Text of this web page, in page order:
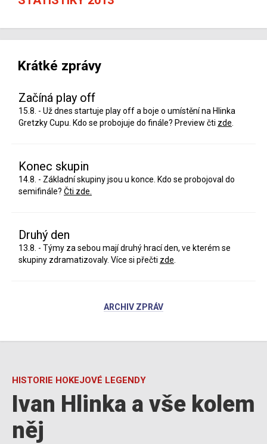
Krátké zprávy
Začíná play off
15.8. - Už dnes startuje play off a boje o umístění na Hlinka
Gretzky Cupu. Kdo se probojuje do finále? Preview čti zde
Konec skupin
14.8. - Základní skupiny jsou u konce. Kdo se probojoval do
semifinále? Čti zde.
Druhý den
13.8. - Týmy za sebou mají druhý hrací den, ve kterém se
skupiny zdramatizovaly. Více si přečti zde
ARCHIV ZPRÁV
HISTORIE HOKEJOVÉ LEGENDY
Ivan Hlinka a vše kolem
něj